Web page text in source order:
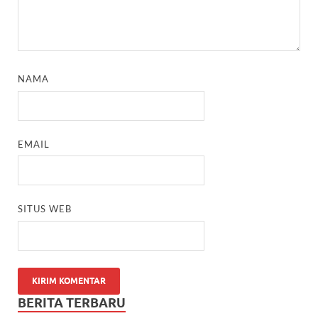
NAMA
EMAIL
SITUS WEB
BERITA TERBARU